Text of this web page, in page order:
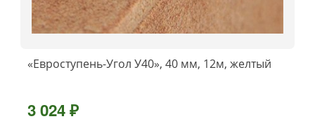
«Евроступень-Угол У40», 40 мм, 12м, желтый
3 024 ₽